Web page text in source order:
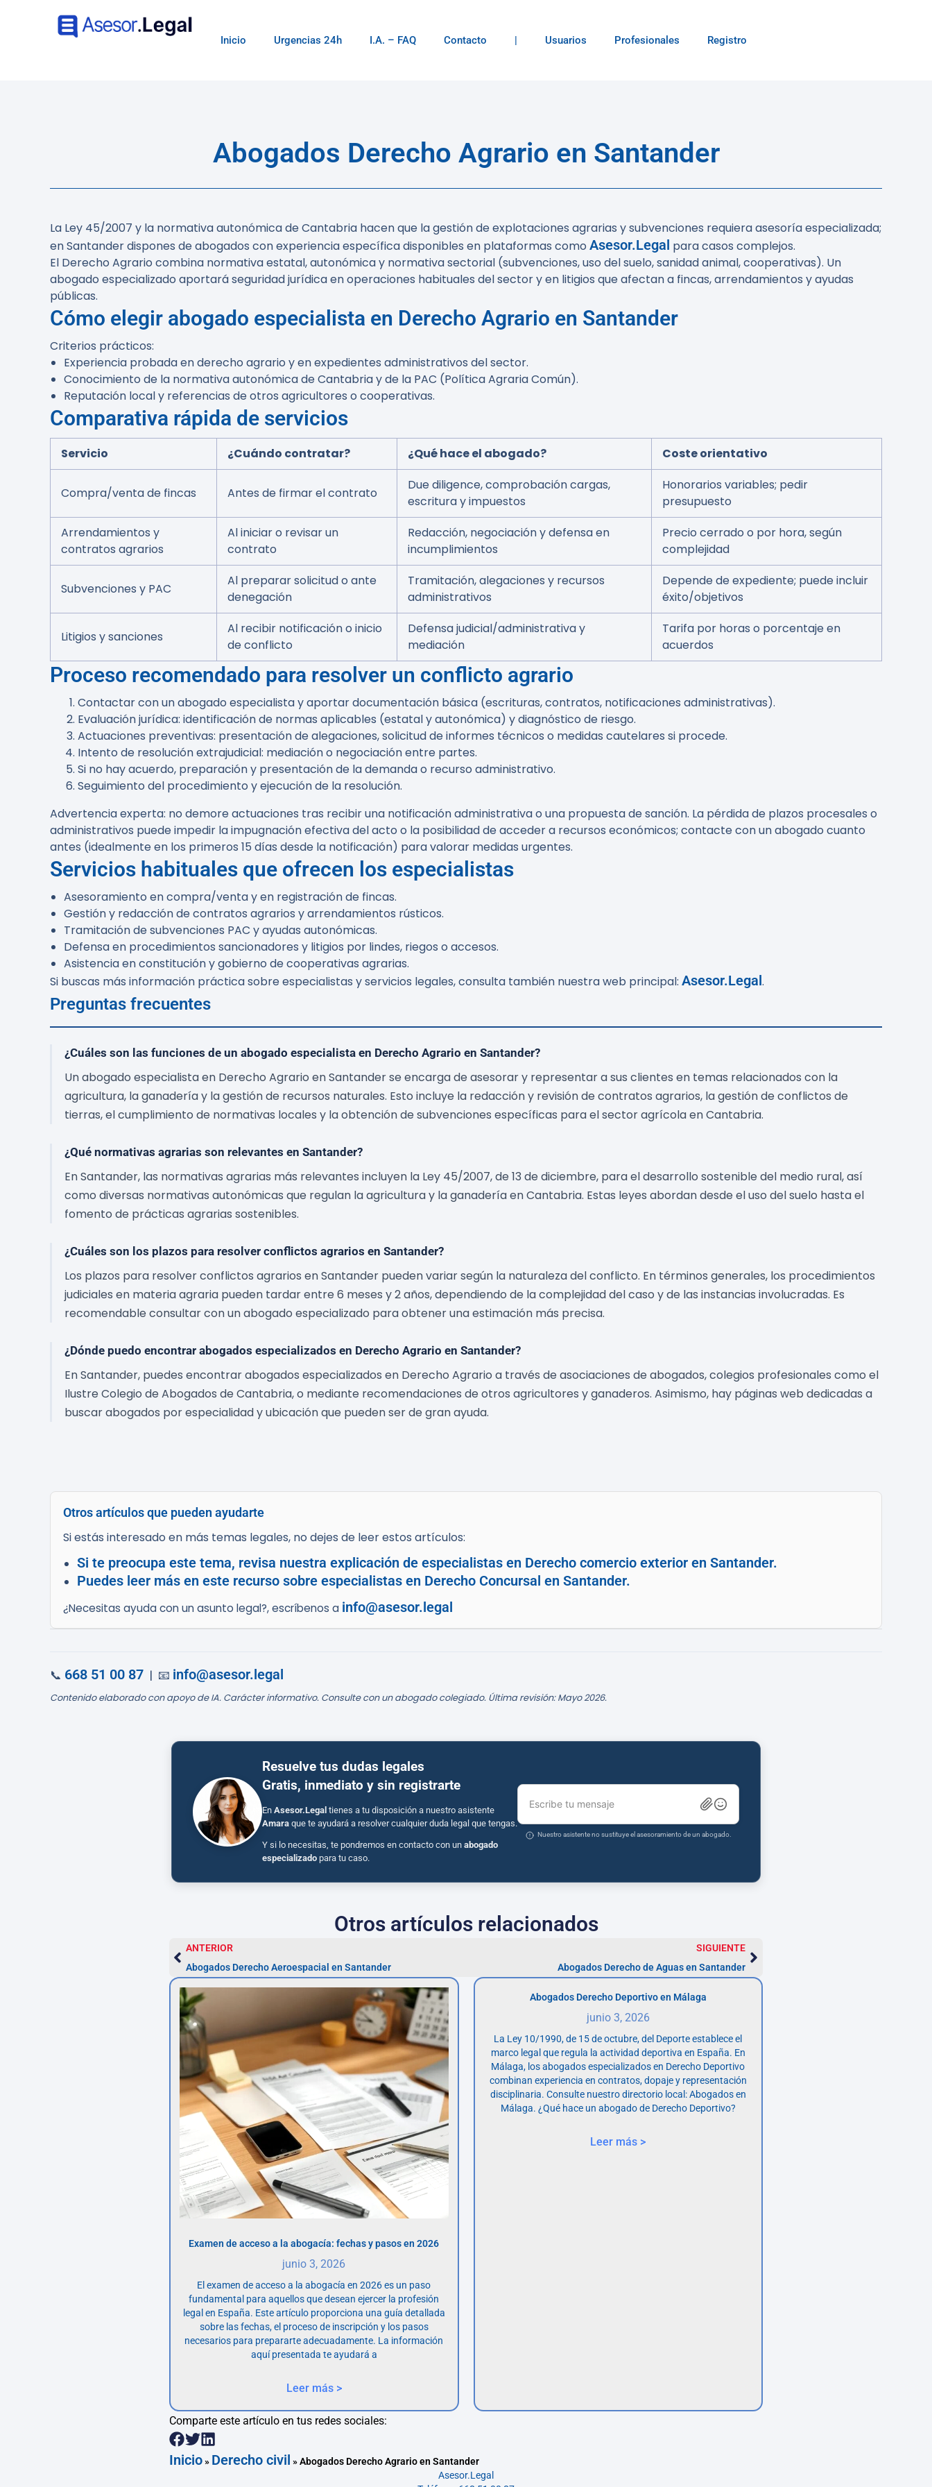
Inicio Urgencias 24h I.A. – FAQ Contacto | Usuarios Profesionales Registro
Abogados Derecho Agrario en Santander
La Ley 45/2007 y la normativa autonómica de Cantabria hacen que la gestión de explotaciones agrarias y subvenciones requiera asesoría especializada;
en Santander dispones de abogados con experiencia específica disponibles en plataformas como Asesor.Legal para casos complejos.
El Derecho Agrario combina normativa estatal, autonómica y normativa sectorial (subvenciones, uso del suelo, sanidad animal, cooperativas). Un
abogado especializado aportará seguridad jurídica en operaciones habituales del sector y en litigios que afectan a fincas, arrendamientos y ayudas
públicas.
Cómo elegir abogado especialista en Derecho Agrario en Santander
Criterios prácticos:
Experiencia probada en derecho agrario y en expedientes administrativos del sector.
Conocimiento de la normativa autonómica de Cantabria y de la PAC (Política Agraria Común).
Reputación local y referencias de otros agricultores o cooperativas.
Comparativa rápida de servicios
Servicio ¿Cuándo contratar? ¿Qué hace el abogado? Coste orientativo
Compra/venta de fincas Antes de firmar el contrato
Due diligence, comprobación cargas,
escritura y impuestos
Honorarios variables; pedir
presupuesto
Arrendamientos y
contratos agrarios
Al iniciar o revisar un
contrato
Redacción, negociación y defensa en
incumplimientos
Precio cerrado o por hora, según
complejidad
Subvenciones y PAC
Al preparar solicitud o ante
denegación
Tramitación, alegaciones y recursos
administrativos
Depende de expediente; puede incluir
éxito/objetivos
Litigios y sanciones
Al recibir notificación o inicio
de conflicto
Defensa judicial/administrativa y
mediación
Tarifa por horas o porcentaje en
acuerdos
Proceso recomendado para resolver un conflicto agrario
Contactar con un abogado especialista y aportar documentación básica (escrituras, contratos, notificaciones administrativas).
Evaluación jurídica: identificación de normas aplicables (estatal y autonómica) y diagnóstico de riesgo.
Actuaciones preventivas: presentación de alegaciones, solicitud de informes técnicos o medidas cautelares si procede.
Intento de resolución extrajudicial: mediación o negociación entre partes.
Si no hay acuerdo, preparación y presentación de la demanda o recurso administrativo.
Seguimiento del procedimiento y ejecución de la resolución.
Advertencia experta: no demore actuaciones tras recibir una notificación administrativa o una propuesta de sanción. La pérdida de plazos procesales o
administrativos puede impedir la impugnación efectiva del acto o la posibilidad de acceder a recursos económicos; contacte con un abogado cuanto
antes (idealmente en los primeros 15 días desde la notificación) para valorar medidas urgentes.
Servicios habituales que ofrecen los especialistas
Asesoramiento en compra/venta y en registración de fincas.
Gestión y redacción de contratos agrarios y arrendamientos rústicos.
Tramitación de subvenciones PAC y ayudas autonómicas.
Defensa en procedimientos sancionadores y litigios por lindes, riegos o accesos.
Asistencia en constitución y gobierno de cooperativas agrarias.
Si buscas más información práctica sobre especialistas y servicios legales, consulta también nuestra web principal: Asesor.Legal.
Preguntas frecuentes
¿Cuáles son las funciones de un abogado especialista en Derecho Agrario en Santander?
Un abogado especialista en Derecho Agrario en Santander se encarga de asesorar y representar a sus clientes en temas relacionados con la
agricultura, la ganadería y la gestión de recursos naturales. Esto incluye la redacción y revisión de contratos agrarios, la gestión de conflictos de
tierras, el cumplimiento de normativas locales y la obtención de subvenciones específicas para el sector agrícola en Cantabria.
¿Qué normativas agrarias son relevantes en Santander?
En Santander, las normativas agrarias más relevantes incluyen la Ley 45/2007, de 13 de diciembre, para el desarrollo sostenible del medio rural, así
como diversas normativas autonómicas que regulan la agricultura y la ganadería en Cantabria. Estas leyes abordan desde el uso del suelo hasta el
fomento de prácticas agrarias sostenibles.
¿Cuáles son los plazos para resolver conflictos agrarios en Santander?
Los plazos para resolver conflictos agrarios en Santander pueden variar según la naturaleza del conflicto. En términos generales, los procedimientos
judiciales en materia agraria pueden tardar entre 6 meses y 2 años, dependiendo de la complejidad del caso y de las instancias involucradas. Es
recomendable consultar con un abogado especializado para obtener una estimación más precisa.
¿Dónde puedo encontrar abogados especializados en Derecho Agrario en Santander?
En Santander, puedes encontrar abogados especializados en Derecho Agrario a través de asociaciones de abogados, colegios profesionales como el
Ilustre Colegio de Abogados de Cantabria, o mediante recomendaciones de otros agricultores y ganaderos. Asimismo, hay páginas web dedicadas a
buscar abogados por especialidad y ubicación que pueden ser de gran ayuda.
Otros artículos que pueden ayudarte
Si estás interesado en más temas legales, no dejes de leer estos artículos:
Si te preocupa este tema, revisa nuestra explicación de especialistas en Derecho comercio exterior en Santander.
Puedes leer más en este recurso sobre especialistas en Derecho Concursal en Santander.
¿Necesitas ayuda con un asunto legal?, escríbenos a info@asesor.legal
📞 668 51 00 87 | 📧 info@asesor.legal
Contenido elaborado con apoyo de IA. Carácter informativo. Consulte con un abogado colegiado. Última revisión: Mayo 2026.
Resuelve tus dudas legales
Gratis, inmediato y sin registrarte
En Asesor.Legal tienes a tu disposición a nuestro asistente
Amara que te ayudará a resolver cualquier duda legal que tengas.
Y si lo necesitas, te pondremos en contacto con un abogado
especializado para tu caso.
Escribe tu mensaje
Nuestro asistente no sustituye el asesoramiento de un abogado.
Otros artículos relacionados
ANTERIOR
Abogados Derecho Aeroespacial en Santander
SIGUIENTE
Abogados Derecho de Aguas en Santander
Examen de acceso a la abogacía: fechas y pasos en 2026
junio 3, 2026
El examen de acceso a la abogacía en 2026 es un paso
fundamental para aquellos que desean ejercer la profesión
legal en España. Este artículo proporciona una guía detallada
sobre las fechas, el proceso de inscripción y los pasos
necesarios para prepararte adecuadamente. La información
aquí presentada te ayudará a
Leer más >
Abogados Derecho Deportivo en Málaga
junio 3, 2026
La Ley 10/1990, de 15 de octubre, del Deporte establece el
marco legal que regula la actividad deportiva en España. En
Málaga, los abogados especializados en Derecho Deportivo
combinan experiencia en contratos, dopaje y representación
disciplinaria. Consulte nuestro directorio local: Abogados en
Málaga. ¿Qué hace un abogado de Derecho Deportivo?
Leer más >
Comparte este artículo en tus redes sociales:
Inicio» Derecho civil »Abogados Derecho Agrario en Santander
Asesor.Legal